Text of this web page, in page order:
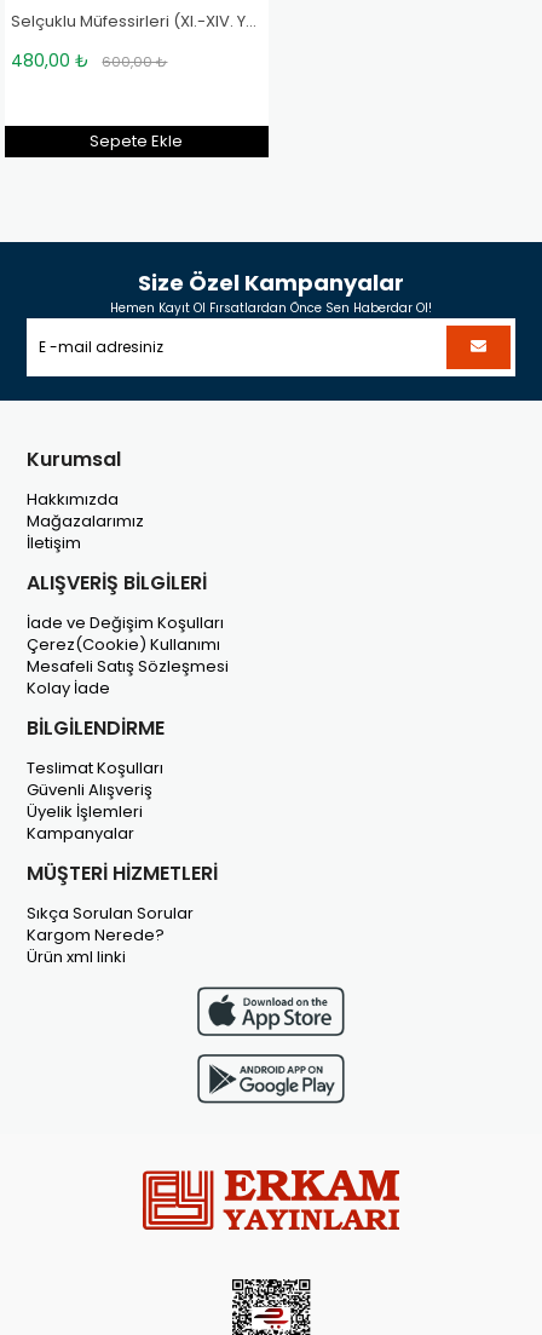
Selçuklu Müfessirleri (XI.-XIV. YY) - Dr. Ömer Faruk Demireşik
480,00 ₺ 600,00 ₺
Sepete Ekle
Size Özel Kampanyalar
Hemen Kayıt Ol Fırsatlardan Önce Sen Haberdar Ol!
Kurumsal
Hakkımızda
Mağazalarımız
İletişim
ALIŞVERİŞ BİLGİLERİ
İade ve Değişim Koşulları
Çerez(Cookie) Kullanımı
Mesafeli Satış Sözleşmesi
Kolay İade
BİLGİLENDİRME
Teslimat Koşulları
Güvenli Alışveriş
Üyelik İşlemleri
Kampanyalar
MÜŞTERİ HİZMETLERİ
Sıkça Sorulan Sorular
Kargom Nerede?
Ürün xml linki